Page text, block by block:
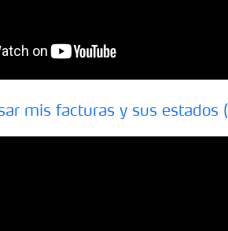
mis facturas y sus estados (